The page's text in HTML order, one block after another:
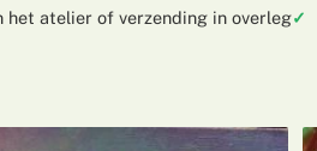
het atelier of verzending in overleg